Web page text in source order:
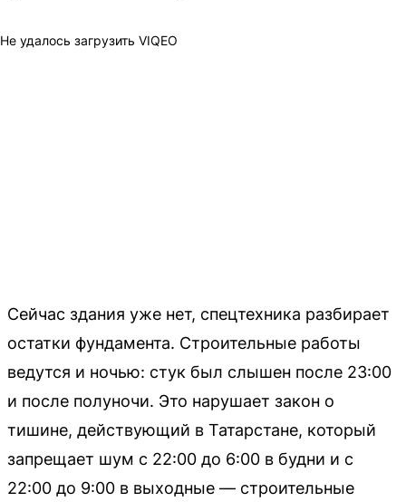
Не удалось загрузить VIQEO
Сейчас здания уже нет, спецтехника разбирает
остатки фундамента. Строительные работы
ведутся и ночью: стук был слышен после 23:00
и после полуночи. Это нарушает закон о
тишине, действующий в Татарстане, который
запрещает шум с 22:00 до 6:00 в будни и с
22:00 до 9:00 в выходные — строительные